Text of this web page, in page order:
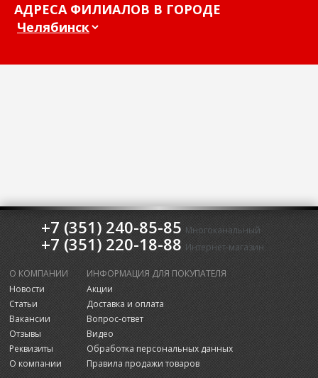
АДРЕСА ФИЛИАЛОВ В ГОРОДЕ
+7 (351) 240-85-85 Многоканальный
+7 (351) 220-18-88 Интернет-магазин
О КОМПАНИИ
Новости
Статьи
Вакансии
Отзывы
Реквизиты
О компании
ИНФОРМАЦИЯ ДЛЯ ПОКУПАТЕЛЯ
Акции
Доставка и оплата
Вопрос-ответ
Видео
Обработка персональных данных
Правила продажи товаров